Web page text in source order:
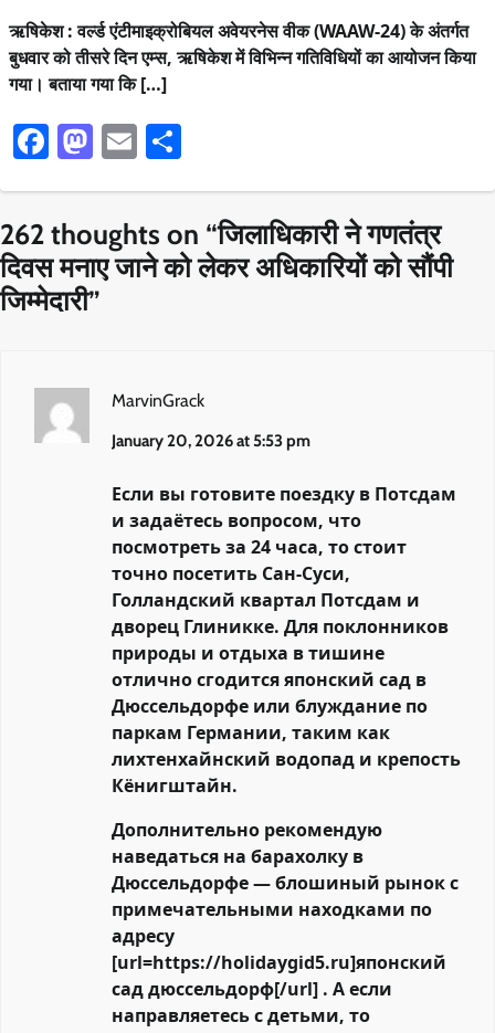
ऋषिकेश : वर्ल्ड एंटीमाइक्रोबियल अवेयरनेस वीक (WAAW-24) के अंतर्गत
बुधवार को तीसरे दिन एम्स, ऋषिकेश में विभिन्न गतिविधियों का आयोजन किया
गया। बताया गया कि […]
Facebook
Mastodon
Email
262 thoughts on “जिलाधिकारी ने गणतंत्र
दिवस मनाए जाने को लेकर अधिकारियों को सौंपी
जिम्मेदारी”
MarvinGrack
January 20, 2026 at 5:53 pm
Если вы готовите поездку в Потсдам
и задаётесь вопросом, что
посмотреть за 24 часа, то стоит
точно посетить Сан-Суси,
Голландский квартал Потсдам и
дворец Глиникке. Для поклонников
природы и отдыха в тишине
отлично сгодится японский сад в
Дюссельдорфе или блуждание по
паркам Германии, таким как
лихтенхайнский водопад и крепость
Кёнигштайн.
Дополнительно рекомендую
наведаться на барахолку в
Дюссельдорфе — блошиный рынок с
примечательными находками по
адресу
[url=https://holidaygid5.ru]японский
сад дюссельдорф[/url] . А если
направляетесь с детьми, то